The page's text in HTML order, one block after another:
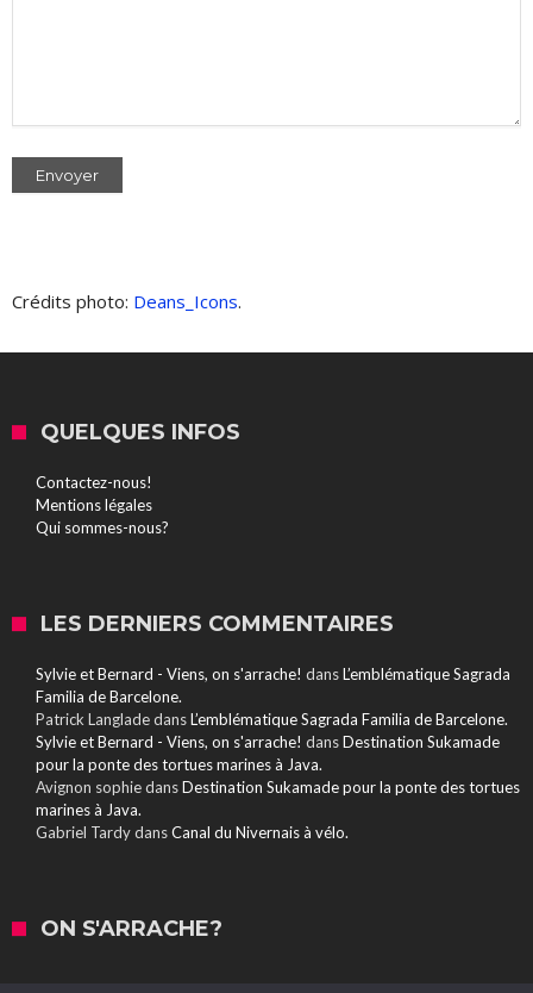
Crédits photo: Deans_Icons.
QUELQUES INFOS
Contactez-nous!
Mentions légales
Qui sommes-nous?
LES DERNIERS COMMENTAIRES
Sylvie et Bernard - Viens, on s'arrache! dansL’emblématique Sagrada
Familia de Barcelone.
Patrick LangladedansL’emblématique Sagrada Familia de Barcelone.
Sylvie et Bernard - Viens, on s'arrache! dansDestination Sukamade
pour la ponte des tortues marines à Java.
Avignon sophiedansDestination Sukamade pour la ponte des tortues
marines à Java.
Gabriel TardydansCanal du Nivernais à vélo.
ON S'ARRACHE?